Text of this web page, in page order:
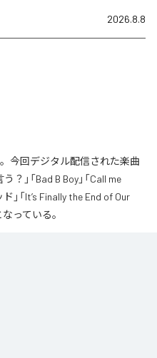
2026.8.8
今回デジタル配信された楽曲
？」「Bad B Boy」「Call me
」「It’s Finally the End of Our
っている。